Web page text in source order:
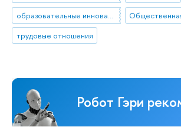
образовательные инновации
трудовые отношения
Робот Гэри